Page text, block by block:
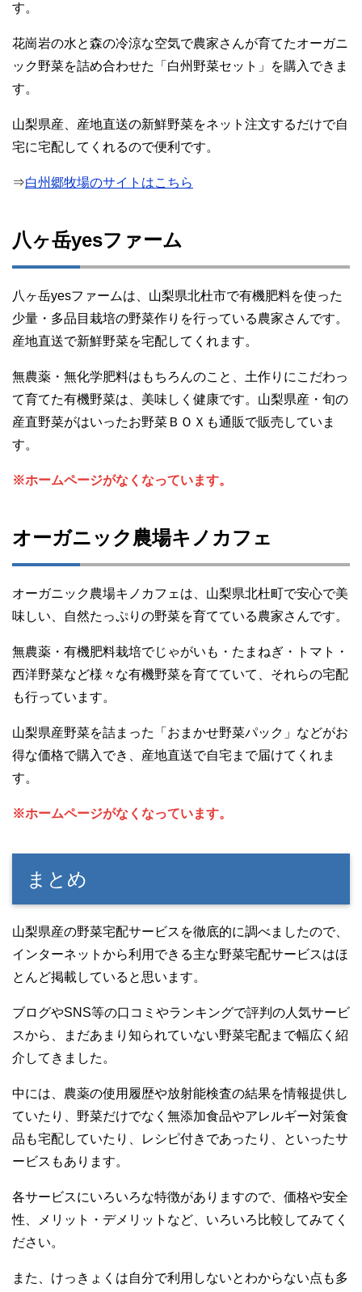
す。
花崗岩の水と森の冷涼な空気で農家さんが育てたオーガニ
ック野菜を詰め合わせた「白州野菜セット」を購入できま
す。
山梨県産、産地直送の新鮮野菜をネット注文するだけで自
宅に宅配してくれるので便利です。
⇒白州郷牧場のサイトはこちら
八ヶ岳yesファーム
八ヶ岳yesファームは、山梨県北杜市で有機肥料を使った
少量・多品目栽培の野菜作りを行っている農家さんです。
産地直送で新鮮野菜を宅配してくれます。
無農薬・無化学肥料はもちろんのこと、土作りにこだわっ
て育てた有機野菜は、美味しく健康です。山梨県産・旬の
産直野菜がはいったお野菜ＢＯＸも通販で販売していま
す。
※ホームページがなくなっています。
オーガニック農場キノカフェ
オーガニック農場キノカフェは、山梨県北杜町で安心で美
味しい、自然たっぷりの野菜を育てている農家さんです。
無農薬・有機肥料栽培でじゃがいも・たまねぎ・トマト・
西洋野菜など様々な有機野菜を育てていて、それらの宅配
も行っています。
山梨県産野菜を詰まった「おまかせ野菜パック」などがお
得な価格で購入でき、産地直送で自宅まで届けてくれま
す。
※ホームページがなくなっています。
まとめ
山梨県産の野菜宅配サービスを徹底的に調べましたので、
インターネットから利用できる主な野菜宅配サービスはほ
とんど掲載していると思います。
ブログやSNS等の口コミやランキングで評判の人気サービ
スから、まだあまり知られていない野菜宅配まで幅広く紹
介してきました。
中には、農薬の使用履歴や放射能検査の結果を情報提供し
ていたり、野菜だけでなく無添加食品やアレルギー対策食
品も宅配していたり、レシピ付きであったり、といったサ
ービスもあります。
各サービスにいろいろな特徴がありますので、価格や安全
性、メリット・デメリットなど、いろいろ比較してみてく
ださい。
また、けっきょくは自分で利用しないとわからない点も多